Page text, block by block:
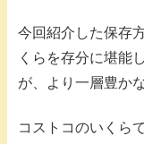
今回紹介した保存
くらを存分に堪能
が、より一層豊か
コストコのいくら